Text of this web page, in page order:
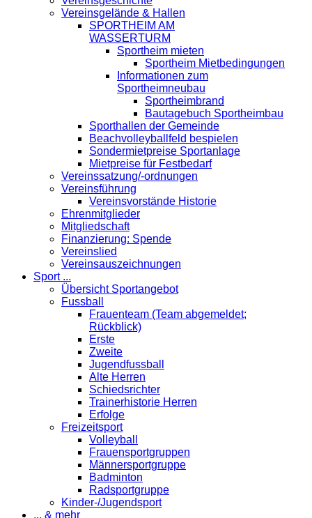
Vereinsgelände & Hallen
SPORTHEIM AM
WASSERTURM
Sportheim mieten
Sportheim Mietbedingungen
Informationen zum
Sportheimneubau
Sportheimbrand
Bautagebuch Sportheimbau
Sporthallen der Gemeinde
Beachvolleyballfeld bespielen
Sondermietpreise Sportanlage
Mietpreise für Festbedarf
Vereinssatzung/-ordnungen
Vereinsführung
Vereinsvorstände Historie
Ehrenmitglieder
Mitgliedschaft
Finanzierung: Spende
Vereinslied
Vereinsauszeichnungen
Sport ...
Übersicht Sportangebot
Fussball
Frauenteam (Team abgemeldet;
Rückblick)
Erste
Zweite
Jugendfussball
Alte Herren
Schiedsrichter
Trainerhistorie Herren
Erfolge
Freizeitsport
Volleyball
Frauensportgruppen
Männersportgruppe
Badminton
Radsportgruppe
Kinder-/Jugendsport
... & mehr